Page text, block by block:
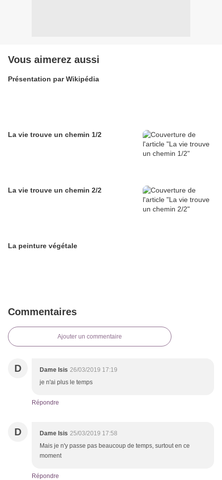
Vous aimerez aussi
Présentation par Wikipédia
La vie trouve un chemin 1/2
La vie trouve un chemin 2/2
La peinture végétale
Commentaires
Ajouter un commentaire
D Dame Isis 26/03/2019 17:19
je n'ai plus le temps
Répondre
D Dame Isis 25/03/2019 17:58
Mais je n'y passe pas beaucoup de temps, surtout en ce
moment
Répondre